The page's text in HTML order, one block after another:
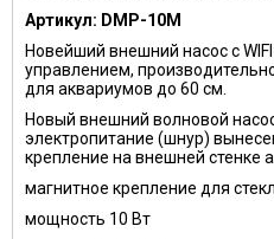
Артикул: DMP-10M
Новейший внешний насос с
управлением,
для аквариумов до 60 см.
Новый внешний волновой
электропитание (шнур)
крепление на внешней стенке
магнитное крепление для
мощность 10 Вт